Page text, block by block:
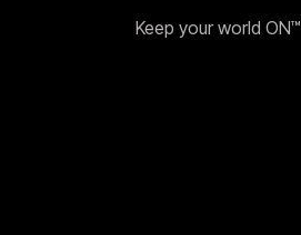
Keep your world ON™